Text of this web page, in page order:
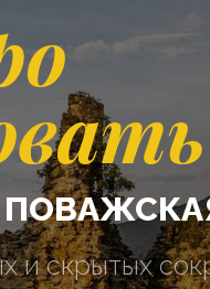
и скрытых